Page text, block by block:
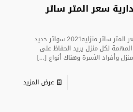
سعر المتر ساتر
سواتر حديد جدارية سعر المتر ساتر منزليه2021 سواتر حديد
لكل منزل يريد الحفاظ على
وأفراد الأسرة وهناك أنواع […]
عرض المزيد